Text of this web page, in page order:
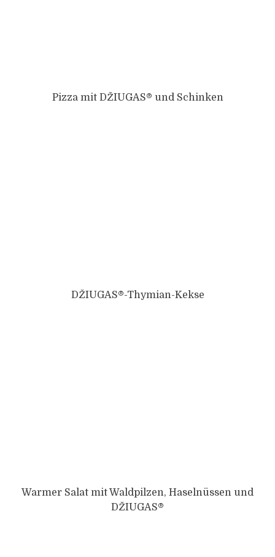
Pizza mit DŽIUGAS® und Schinken
DŽIUGAS®-Thymian-Kekse
Warmer Salat mit Waldpilzen, Haselnüssen und
DŽIUGAS®